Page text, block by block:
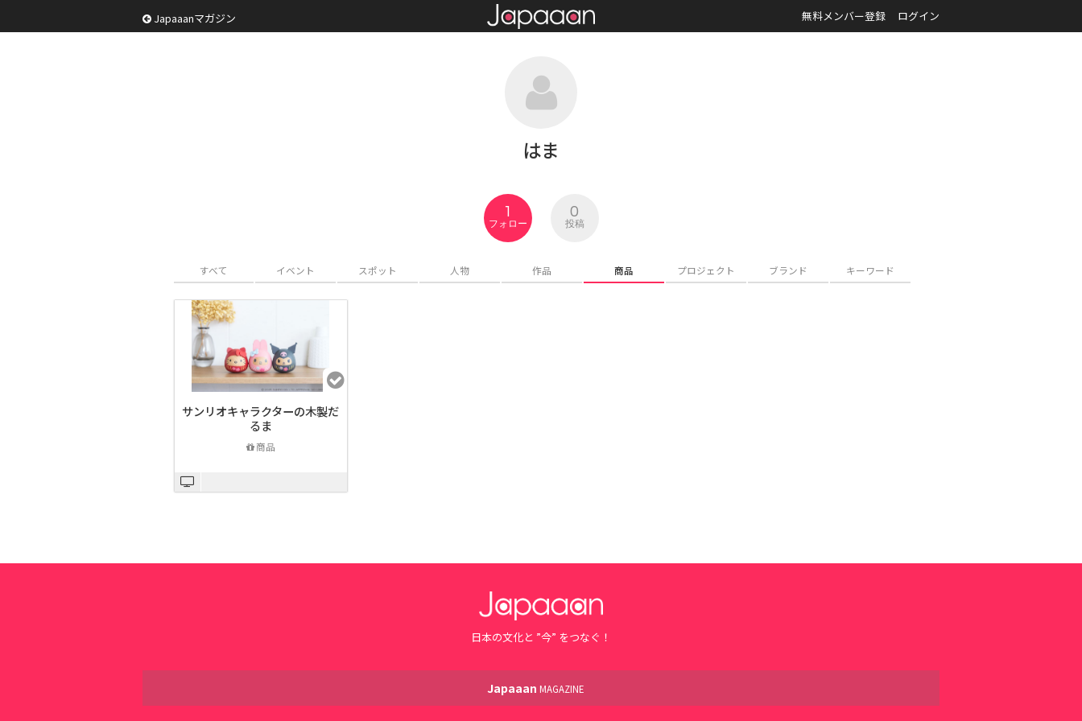
Japaaanマガジン 無料メンバー登録 ログイン
はま
1
フォロー
0
投稿
すべて イベント スポット 人物 作品 商品 プロジェクト ブランド キーワード
サンリオキャラクターの木製だ
るま
商品
日本の文化と ”今” をつなぐ！
Japaaan MAGAZINE